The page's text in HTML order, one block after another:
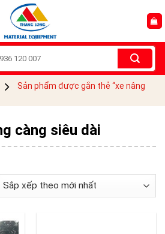
Sản phẩm được gắn thẻ “xe nâng
càng siêu dài